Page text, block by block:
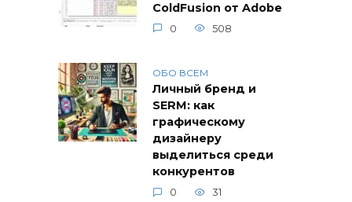
ColdFusion от Adobe
0 508
ОБО ВСЕМ
Личный бренд и
SERM: как
графическому
дизайнеру
выделиться среди
конкурентов
0 31